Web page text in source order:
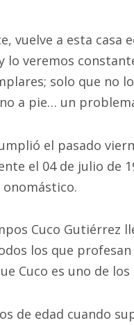
vuelve a esta
lo veremos
solo que no
a pie… un
el pasado
el 04 de julio de
Cuco Gutiérrez
los que
Cuco es uno de
de edad cuando